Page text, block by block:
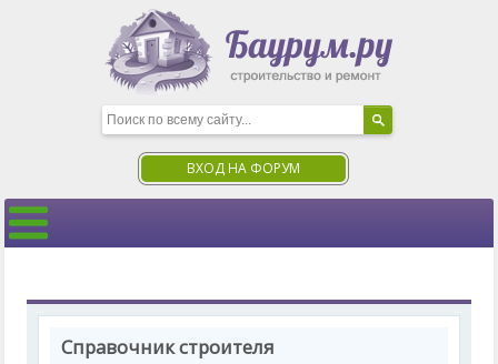
ВХОД НА ФОРУМ
Справочник строителя